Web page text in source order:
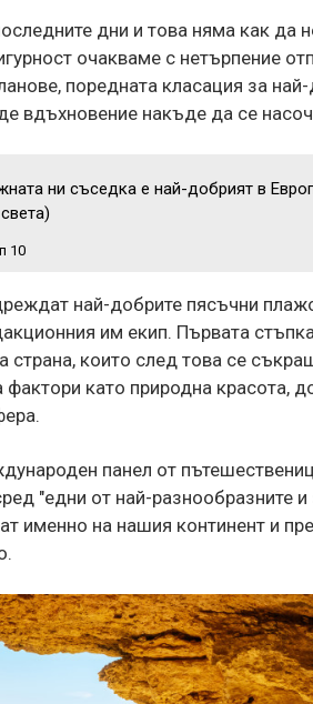
дни и това няма как да
очакваме с нетърпение
поредната класация за
вдъхновение накъде да се
ни съседка е най-добрият в
10
най-добрите пясъчни
им екип. Първата
страна, които след това се
като природна красота,
панел от
"едни от най-разнообразните
именно на нашия континент и
ЦСКА -
Макаби